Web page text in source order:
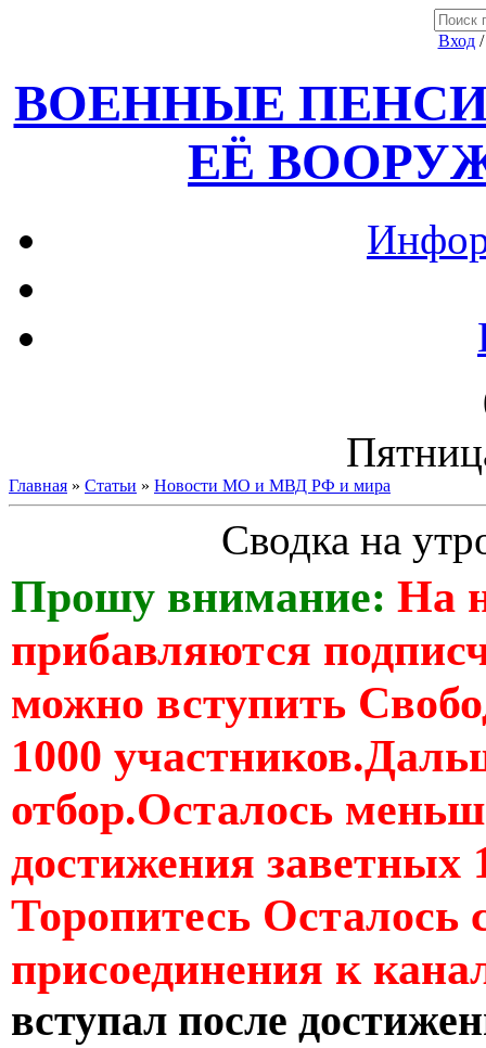
Вход
ВОЕННЫЕ
ЕЁ
Главная » Статьи » Новости МО и МВД РФ и мира
Сводка на
Прошу внимание: На
прибавляются
можно вступить
1000
отбор.Осталось
достижения заветных
Торопитесь Осталось
присоединения к
вступал после